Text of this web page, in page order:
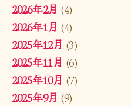
2026年2月 (4)
2026年1月 (4)
2025年12月 (3)
2025年11月 (6)
2025年10月 (7)
2025年9月 (9)